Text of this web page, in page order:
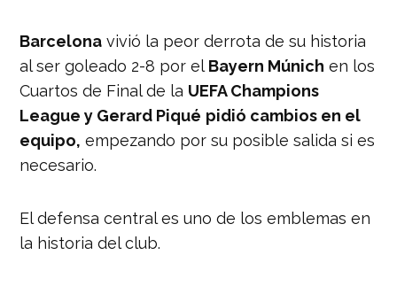
Barcelona vivió la peor derrota de su historia
al ser goleado 2-8 por el Bayern Múnich en los
Cuartos de Final de la UEFA Champions
League y Gerard Piqué pidió cambios en el
equipo, empezando por su posible salida si es
necesario.
El defensa central es uno de los emblemas en
la historia del club.